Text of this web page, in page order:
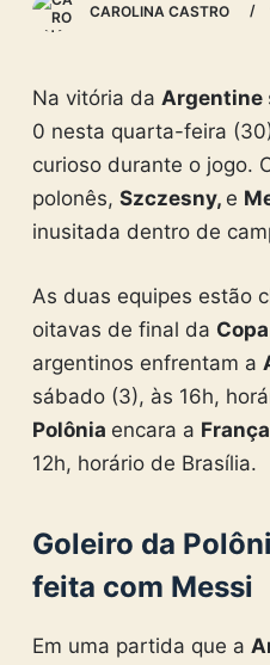
n
CAROLINA CASTRO
Na vitória da Argentine
0 nesta quarta-feira
curioso durante o jogo.
polonês, Szczesny, e
inusitada dentro de
As duas equipes estão
oitavas de final da
argentinos enfrentam a
sábado (3), às 16h,
Polônia encara a
12h, horário de Brasília.
Goleiro da
feita com Messi
Em uma partida que a